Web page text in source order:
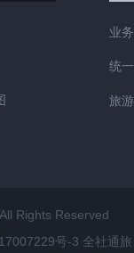
业
统
旅
Rights Reserved
号-3 全社通旅